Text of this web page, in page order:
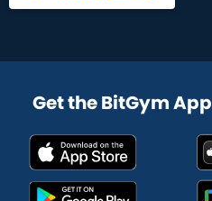
Get the BitGym App